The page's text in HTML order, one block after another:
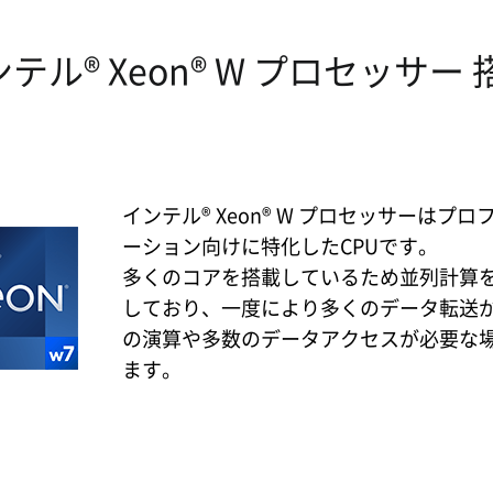
テル® Xeon® W プロセッサー
インテル® Xeon® W プロセッサーはプ
ーション向けに特化したCPUです。
多くのコアを搭載しているため並列計算
しており、一度により多くのデータ転
の演算や多数のデータアクセスが必要な
ます。